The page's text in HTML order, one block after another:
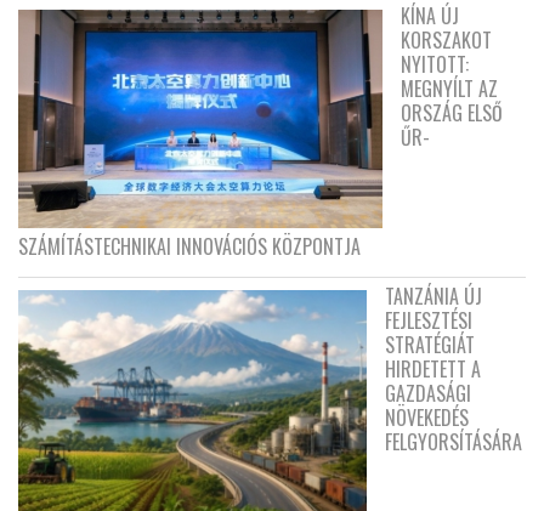
KÍNA ÚJ
KORSZAKOT
NYITOTT:
MEGNYÍLT AZ
ORSZÁG ELSŐ
ŰR-
SZÁMÍTÁSTECHNIKAI INNOVÁCIÓS KÖZPONTJA
TANZÁNIA ÚJ
FEJLESZTÉSI
STRATÉGIÁT
HIRDETETT A
GAZDASÁGI
NÖVEKEDÉS
FELGYORSÍTÁSÁRA